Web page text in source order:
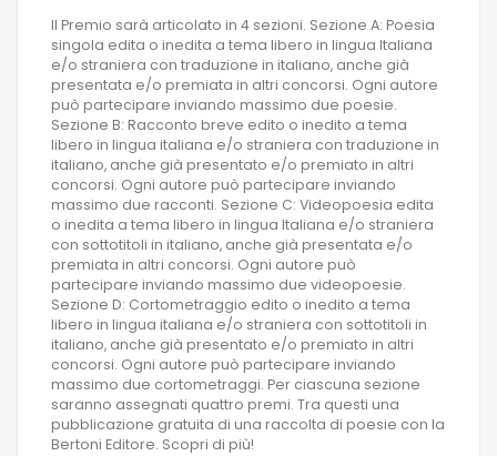
Il Premio sarà articolato in 4 sezioni. Sezione A: Poesia
singola edita o inedita a tema libero in lingua Italiana
e/o straniera con traduzione in italiano, anche già
presentata e/o premiata in altri concorsi. Ogni autore
può partecipare inviando massimo due poesie.
Sezione B: Racconto breve edito o inedito a tema
libero in lingua italiana e/o straniera con traduzione in
italiano, anche già presentato e/o premiato in altri
concorsi. Ogni autore può partecipare inviando
massimo due racconti. Sezione C: Videopoesia edita
o inedita a tema libero in lingua Italiana e/o straniera
con sottotitoli in italiano, anche già presentata e/o
premiata in altri concorsi. Ogni autore può
partecipare inviando massimo due videopoesie.
Sezione D: Cortometraggio edito o inedito a tema
libero in lingua italiana e/o straniera con sottotitoli in
italiano, anche già presentato e/o premiato in altri
concorsi. Ogni autore può partecipare inviando
massimo due cortometraggi. Per ciascuna sezione
saranno assegnati quattro premi. Tra questi una
pubblicazione gratuita di una raccolta di poesie con la
Bertoni Editore. Scopri di più!